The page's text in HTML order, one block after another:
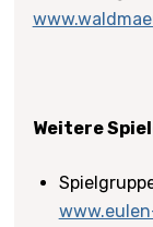
Weitere